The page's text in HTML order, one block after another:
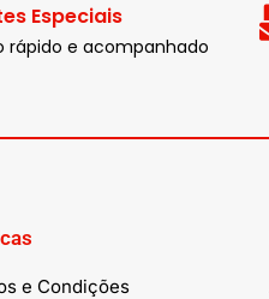
Especiais
rápido e acompanhado
e Condições